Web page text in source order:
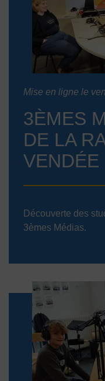
Mise en ligne le
3ÈMES
DE LA
VENDÉE
Découverte des
3èmes Médias.